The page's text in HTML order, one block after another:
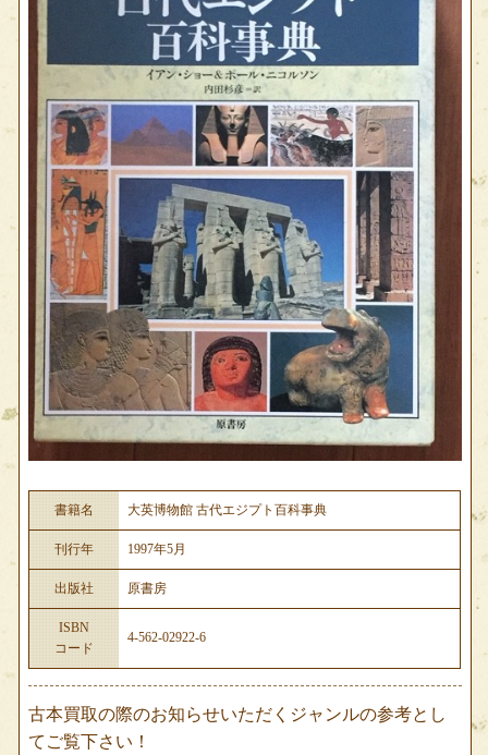
書籍名 大英博物館 古代エジプト百科事典
刊行年 1997年5月
出版社 原書房
ISBN
コード
4-562-02922-6
古本買取の際のお知らせいただくジャンルの参考とし
てご覧下さい！